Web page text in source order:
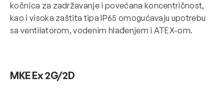
kočnica za zadržavanje i povećana koncentričnost,
kao i visoka zaštita tipa IP65 omogućavaju upotrebu
sa ventilatorom, vodenim hlađenjem i ATEX-om.
MKE Ex 2G/2D